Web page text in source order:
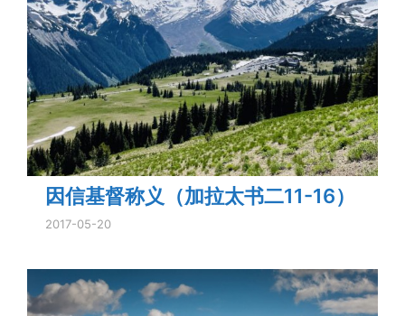
因信基督称义（加拉太书二11-16）
2017-05-20